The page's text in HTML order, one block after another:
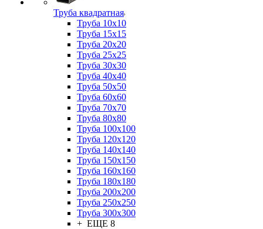
Труба квадратная
Труба 10x10
Труба 15x15
Труба 20x20
Труба 25x25
Труба 30x30
Труба 40x40
Труба 50x50
Труба 60x60
Труба 70x70
Труба 80x80
Труба 100x100
Труба 120x120
Труба 140x140
Труба 150x150
Труба 160x160
Труба 180x180
Труба 200x200
Труба 250x250
Труба 300x300
+ ЕЩЕ 8